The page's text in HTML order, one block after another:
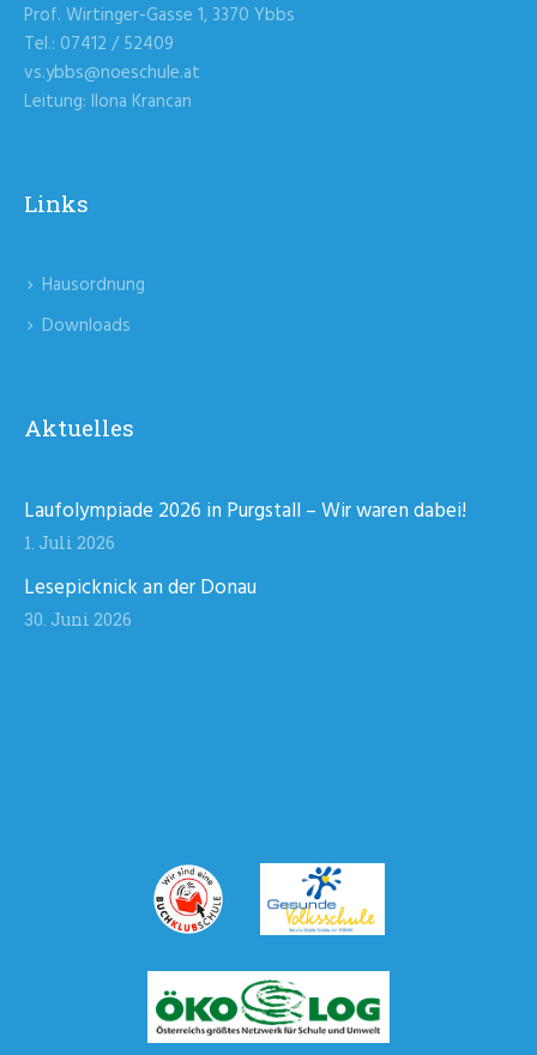
Prof. Wirtinger-Gasse 1, 3370 Ybbs
Tel.: 07412 / 52409
vs.ybbs@noeschule.at
Leitung: Ilona Krancan
Links
Hausordnung
Downloads
Aktuelles
Laufolympiade 2026 in Purgstall – Wir waren dabei!
1. Juli 2026
Lesepicknick an der Donau
30. Juni 2026